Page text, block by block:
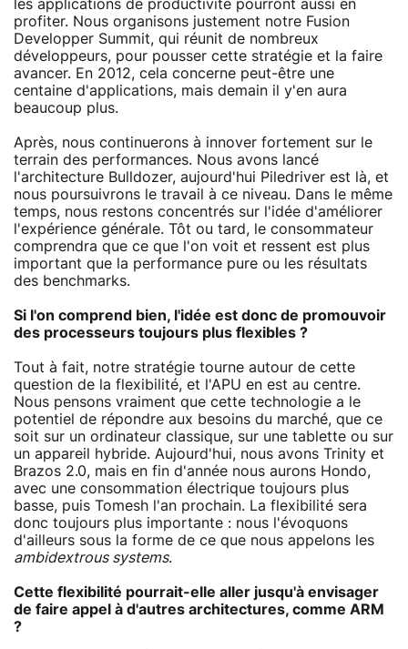
les applications de productivité pourront aussi en
profiter. Nous organisons justement notre Fusion
Developper Summit, qui réunit de nombreux
développeurs, pour pousser cette stratégie et la faire
avancer. En 2012, cela concerne peut-être une
centaine d'applications, mais demain il y'en aura
beaucoup plus.
Après, nous continuerons à innover fortement sur le
terrain des performances. Nous avons lancé
l'architecture Bulldozer, aujourd'hui Piledriver est là, et
nous poursuivrons le travail à ce niveau. Dans le même
temps, nous restons concentrés sur l'idée d'améliorer
l'expérience générale. Tôt ou tard, le consommateur
comprendra que ce que l'on voit et ressent est plus
important que la performance pure ou les résultats
des benchmarks.
Si l'on comprend bien, l'idée est donc de promouvoir
des processeurs toujours plus flexibles ?
Tout à fait, notre stratégie tourne autour de cette
question de la flexibilité, et l'APU en est au centre.
Nous pensons vraiment que cette technologie a le
potentiel de répondre aux besoins du marché, que ce
soit sur un ordinateur classique, sur une tablette ou sur
un appareil hybride. Aujourd'hui, nous avons Trinity et
Brazos 2.0, mais en fin d'année nous aurons Hondo,
avec une consommation électrique toujours plus
basse, puis Tomesh l'an prochain. La flexibilité sera
donc toujours plus importante : nous l'évoquons
d'ailleurs sous la forme de ce que nous appelons les
ambidextrous systems.
Cette flexibilité pourrait-elle aller jusqu'à envisager
de faire appel à d'autres architectures, comme ARM
?